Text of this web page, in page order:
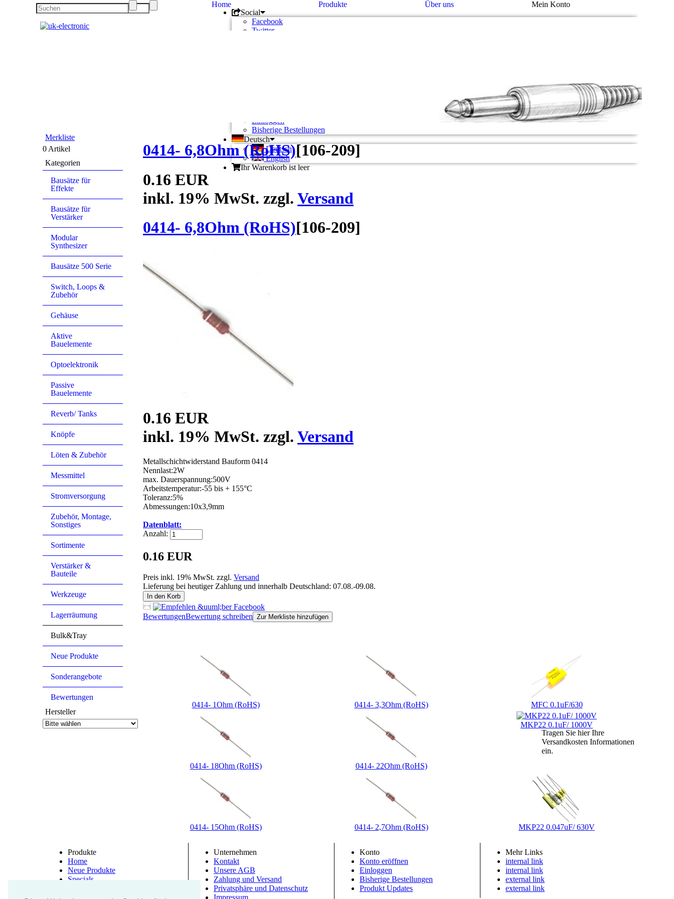
Social
Facebook
Twitter
Einloggen
Bisherige Bestellungen
Deutsch
Deutsch
English
Ihr Warenkorb ist leer
Home Produkte Über uns Mein Konto
0414- 6,8Ohm (RoHS)[106-209]
0.16 EUR
inkl. 19% MwSt. zzgl. Versand
0414- 6,8Ohm (RoHS)[106-209]
0.16 EUR
inkl. 19% MwSt. zzgl. Versand
Metallschichtwiderstand Bauform 0414
Nennlast:2W
max. Dauerspannung:500V
Arbeitstemperatur:-55 bis + 155°C
Toleranz:5%
Abmessungen:10x3,9mm
Datenblatt:
Anzahl:
0.16 EUR
Preis inkl. 19% MwSt. zzgl. Versand
Lieferung bei heutiger Zahlung und innerhalb Deutschland: 07.08.-09.08.
In den Korb
BewertungenBewertung schreiben Zur Merkliste hinzufügen
0414- 1Ohm (RoHS) 0414- 3,3Ohm (RoHS) MFC 0.1uF/630
0414- 18Ohm (RoHS) 0414- 22Ohm (RoHS)
MKP22 0.1uF/ 1000V
0414- 15Ohm (RoHS) 0414- 2,7Ohm (RoHS) MKP22 0.047uF/ 630V
Merkliste
0 Artikel
Kategorien
Bausätze für
Effekte
Bausätze für
Verstärker
Modular
Synthesizer
Bausätze 500 Serie
Switch, Loops &
Zubehör
Gehäuse
Aktive
Bauelemente
Optoelektronik
Passive
Bauelemente
Reverb/ Tanks
Knöpfe
Löten & Zubehör
Messmittel
Stromversorgung
Zubehör, Montage,
Sonstiges
Sortimente
Verstärker &
Bauteile
Werkzeuge
Lagerräumung
Bulk&Tray
Neue Produkte
Sonderangebote
Bewertungen
Hersteller
Tragen Sie hier Ihre
Versandkosten Informationen
ein.
Produkte
Home
Neue Produkte
Specials
Unternehmen
Kontakt
Unsere AGB
Zahlung und Versand
Privatsphäre und Datenschutz
Konto
Konto eröffnen
Einloggen
Bisherige Bestellungen
Produkt Updates
Mehr Links
internal link
internal link
external link
external link